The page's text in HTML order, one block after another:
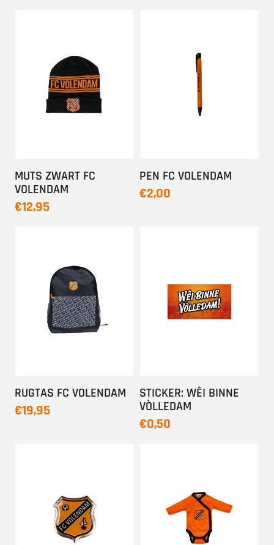
MUTS ZWART FC
VOLENDAM
€12,95
PEN FC VOLENDAM
€2,00
RUGTAS FC VOLENDAM
€19,95
STICKER: WÊI BINNE
VÒLLEDAM
€0,50